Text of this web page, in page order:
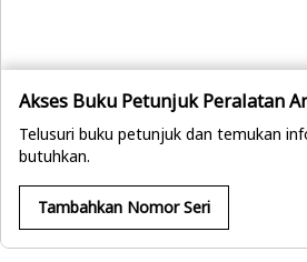
Akses Buku Petunjuk Peralatan
Telusuri buku petunjuk dan temukan
butuhkan.
Tambahkan Nomor Seri